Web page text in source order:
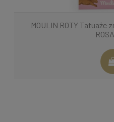
MOULIN ROTY Tatuaże